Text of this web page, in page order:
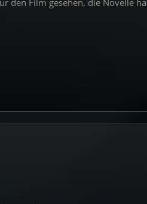
den Film gesehen, die Novelle